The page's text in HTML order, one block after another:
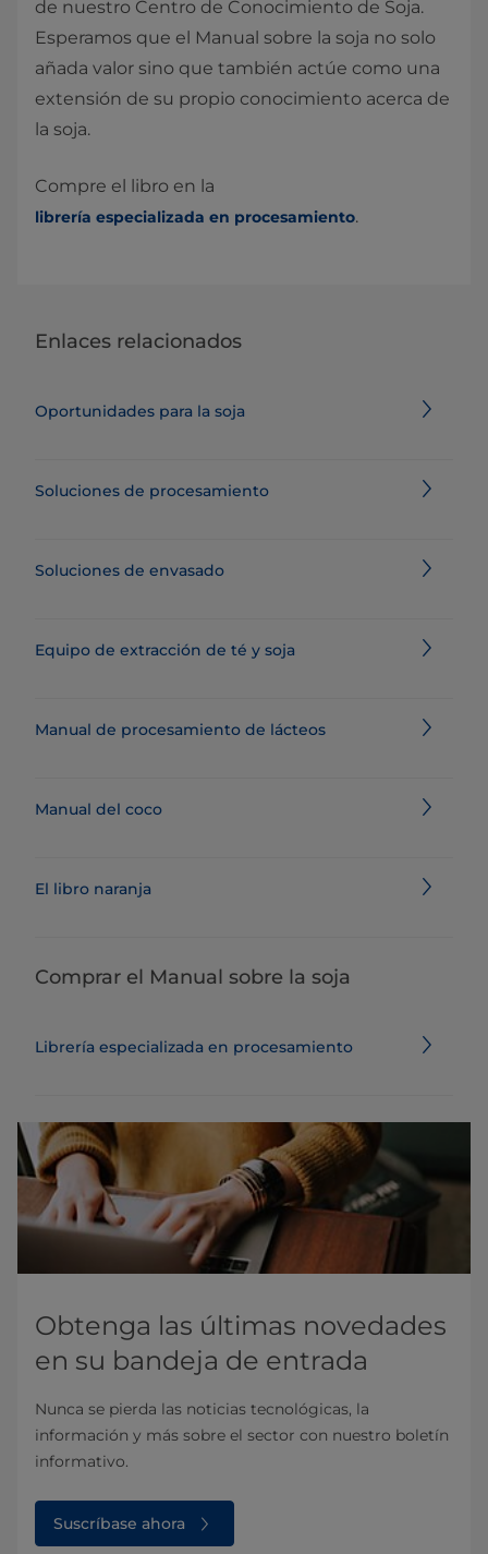
de nuestro Centro de Conocimiento de Soja.
Esperamos que el Manual sobre la soja no solo
añada valor sino que también actúe como una
extensión de su propio conocimiento acerca de
la soja.
Compre el libro en la
librería especializada en procesamiento.
Enlaces relacionados
Oportunidades para la soja
Soluciones de procesamiento
Soluciones de envasado
Equipo de extracción de té y soja
Manual de procesamiento de lácteos
Manual del coco
El libro naranja
Comprar el Manual sobre la soja
Librería especializada en procesamiento
Obtenga las últimas novedades
en su bandeja de entrada
Nunca se pierda las noticias tecnológicas, la
información y más sobre el sector con nuestro boletín
informativo.
Suscríbase ahora